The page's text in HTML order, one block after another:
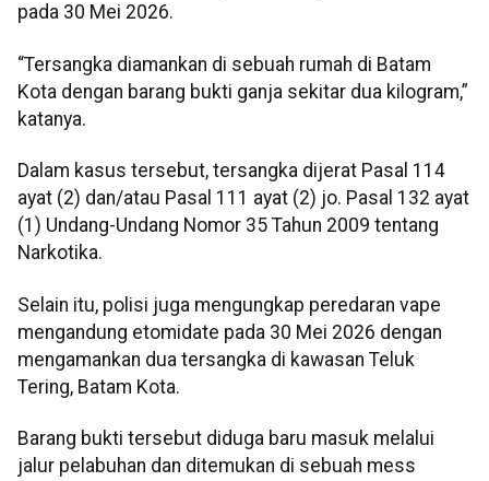
pada 30 Mei 2026.
“Tersangka diamankan di sebuah rumah di Batam
Kota dengan barang bukti ganja sekitar dua kilogram,”
katanya.
Dalam kasus tersebut, tersangka dijerat Pasal 114
ayat (2) dan/atau Pasal 111 ayat (2) jo. Pasal 132 ayat
(1) Undang-Undang Nomor 35 Tahun 2009 tentang
Narkotika.
Selain itu, polisi juga mengungkap peredaran vape
mengandung etomidate pada 30 Mei 2026 dengan
mengamankan dua tersangka di kawasan Teluk
Tering, Batam Kota.
Barang bukti tersebut diduga baru masuk melalui
jalur pelabuhan dan ditemukan di sebuah mess